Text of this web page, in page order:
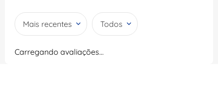
Mais recentes Todos
Carregando avaliações…